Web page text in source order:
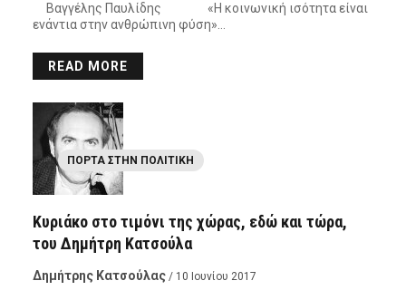
Βαγγέλης Παυλίδης «Η κοινωνική ισότητα είναι
ενάντια στην ανθρώπινη φύση»…
READ MORE
ΠΌΡΤΑ ΣΤΗΝ ΠΟΛΙΤΙΚΉ
Κυριάκο στο τιμόνι της χώρας, εδώ και τώρα,
του Δημήτρη Κατσούλα
Δημήτρης Κατσούλας / 10 Ιουνίου 2017